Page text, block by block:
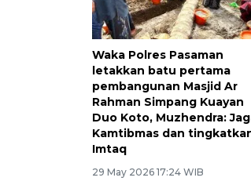
Waka Polres Pasaman
letakkan batu pertama
pembangunan Masjid Ar
Rahman Simpang Kuayan
Duo Koto, Muzhendra:
Kamtibmas dan
Imtaq
29 May 2026 17:24 WIB